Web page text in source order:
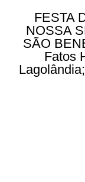
FESTA
NOSSA
SÃO
Fatos